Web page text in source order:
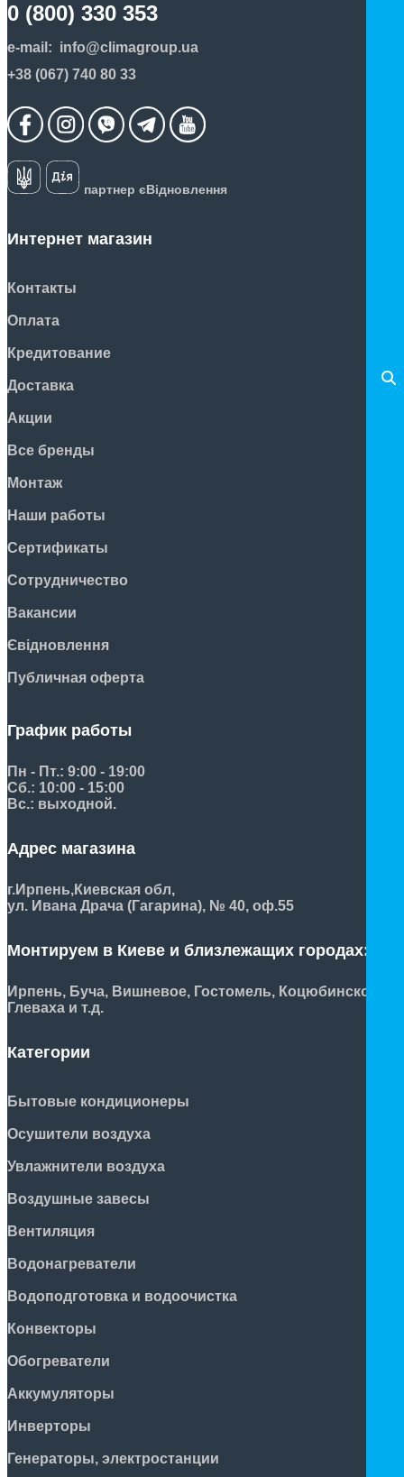
0 (800) 330 353
e-mail: info@climagroup.ua
+38 (067) 740 80 33
партнер єВідновлення
Интернет магазин
Контакты
Оплата
Кредитование
Доставка
Акции
Все бренды
Монтаж
Наши работы
Сертификаты
Сотрудничество
Вакансии
Євідновлення
Публичная оферта
График работы
Пн - Пт.: 9:00 - 19:00
Сб.: 10:00 - 15:00
Вс.: выходной.
Адрес магазина
г.Ирпень,Киевская обл,
ул. Ивана Драча (Гагарина), № 40, оф.55
Монтируем в Киеве и близлежащих городах:
Ирпень, Буча, Вишневое, Гостомель, Коцюбинское,
Глеваха и т.д.
Категории
Бытовые кондиционеры
Осушители воздуха
Увлажнители воздуха
Воздушные завесы
Вентиляция
Водонагреватели
Водоподготовка и водоочистка
Конвекторы
Обогреватели
Аккумуляторы
Инверторы
Генераторы, электростанции